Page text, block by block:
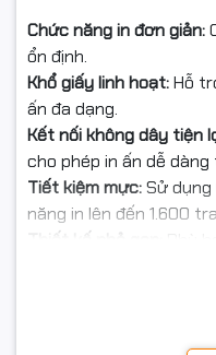
Chức năng in đơn giản:
ổn định.
Khổ giấy linh hoạt:Hỗ
ấn đa dạng.
Kết nối không dây tiện
cho phép in ấn dễ
Tiết kiệm mực:Sử
năng in lên đến 1.600
Thiết kế nhỏ gọn:
Thời gian in trang đầu
Độ phân giải in
Bộ nhớ